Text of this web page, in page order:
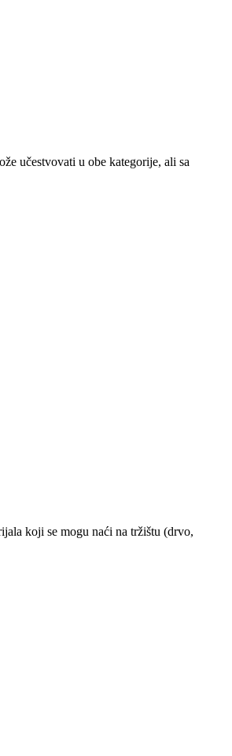
učestvovati u obe kategorije, ali sa
koji se mogu naći na tržištu (drvo,